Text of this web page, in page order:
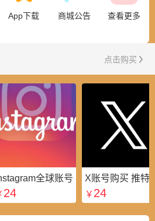
App下载 商城公告 查看更多
点击购买
全球账号
24
￥ 24
不断